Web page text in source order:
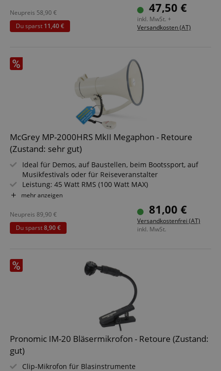
Inkl. Mikrofonspinne, Etui und Windschutz47,50 €
inkl. MwSt. +
Versandkosten (AT)
Neupreis 58,90 €
Du sparst 11,40 €
McGrey MP-2000HRS MkII Megaphon - Retoure
(Zustand: sehr gut)
Ideal für Demos, auf Baustellen, beim Bootssport, auf
Musikfestivals oder für Reiseveranstalter
Leistung: 45 Watt RMS (100 Watt MAX)
Reichweite: 1500 m bis max. 2400 m auf freiem Feld
Funktionen: Sirene, Pfeifton, Aufnahme/Wiedergabe
Mit USB/SD und Aux-Eingang
Inklusive Handmikrofon und Tragegurt
mehr anzeigen
81,00 €
Versandkostenfrei (AT)
inkl. MwSt.
Neupreis 89,90 €
Du sparst8,90 €
Pronomic IM-20 Bläsermikrofon - Retoure (Zustand:
gut)
Clip-Mikrofon für Blasinstrumente